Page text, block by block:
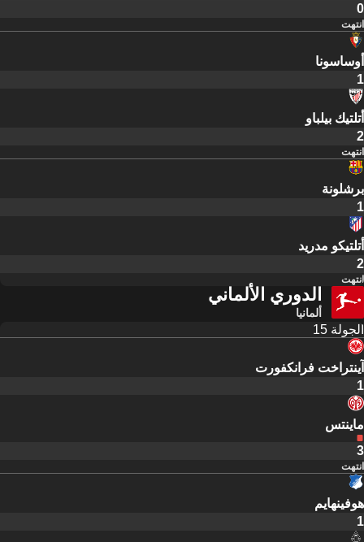
0
انتهت
أوساسونا
1
أتلتيك بيلباو
2
انتهت
برشلونة
1
أتلتيكو مدريد
2
انتهت
الدوري الألماني
ألمانيا
الجولة 15
آينتراخت فرانكفورت
1
ماينتس
3
انتهت
هوفينهايم
1